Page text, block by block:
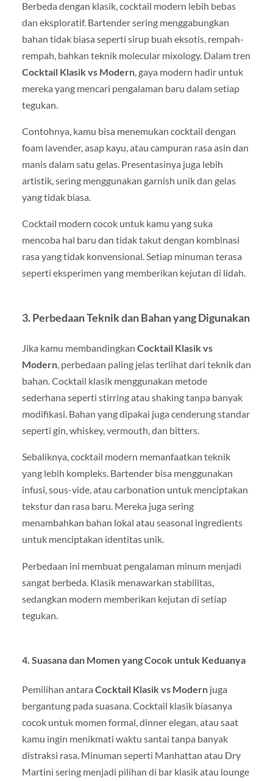
Berbeda dengan klasik, cocktail modern lebih bebas
dan eksploratif. Bartender sering menggabungkan
bahan tidak biasa seperti sirup buah eksotis, rempah-
rempah, bahkan teknik molecular mixology. Dalam tren
Cocktail Klasik vs Modern, gaya modern hadir untuk
mereka yang mencari pengalaman baru dalam setiap
tegukan.
Contohnya, kamu bisa menemukan cocktail dengan
foam lavender, asap kayu, atau campuran rasa asin dan
manis dalam satu gelas. Presentasinya juga lebih
artistik, sering menggunakan garnish unik dan gelas
yang tidak biasa.
Cocktail modern cocok untuk kamu yang suka
mencoba hal baru dan tidak takut dengan kombinasi
rasa yang tidak konvensional. Setiap minuman terasa
seperti eksperimen yang memberikan kejutan di lidah.
3. Perbedaan Teknik dan Bahan yang Digunakan
Jika kamu membandingkan Cocktail Klasik vs
Modern, perbedaan paling jelas terlihat dari teknik dan
bahan. Cocktail klasik menggunakan metode
sederhana seperti stirring atau shaking tanpa banyak
modifikasi. Bahan yang dipakai juga cenderung standar
seperti gin, whiskey, vermouth, dan bitters.
Sebaliknya, cocktail modern memanfaatkan teknik
yang lebih kompleks. Bartender bisa menggunakan
infusi, sous-vide, atau carbonation untuk menciptakan
tekstur dan rasa baru. Mereka juga sering
menambahkan bahan lokal atau seasonal ingredients
untuk menciptakan identitas unik.
Perbedaan ini membuat pengalaman minum menjadi
sangat berbeda. Klasik menawarkan stabilitas,
sedangkan modern memberikan kejutan di setiap
tegukan.
4. Suasana dan Momen yang Cocok untuk Keduanya
Pemilihan antara Cocktail Klasik vs Modernjuga
bergantung pada suasana. Cocktail klasik biasanya
cocok untuk momen formal, dinner elegan, atau saat
kamu ingin menikmati waktu santai tanpa banyak
distraksi rasa. Minuman seperti Manhattan atau Dry
Martini sering menjadi pilihan di bar klasik atau lounge